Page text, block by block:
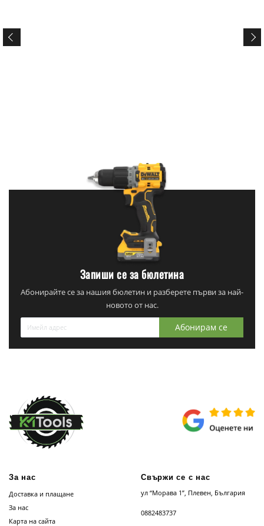
Запиши се за бюлетина
Абонирайте се за нашия бюлетин и разберете първи за най-
новото от нас.
Абонирам се
За нас
Доставка и плащане
За нас
Карта на сайта
Свържи се с нас
ул “Морава 1”, Плевен, България
0882483737